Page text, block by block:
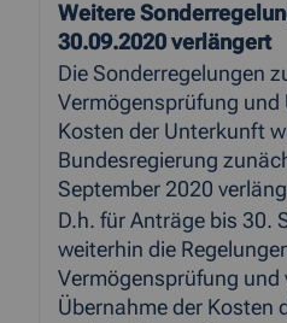
Weitere
30.09.2020 verlängert
Die Sonderregelungen
Vermögensprüfung und
Kosten der Unterkunft
Bundesregierung
September 2020
D.h. für Anträge bis 30.
weiterhin die
Vermögensprüfung und
Übernahme der Kosten